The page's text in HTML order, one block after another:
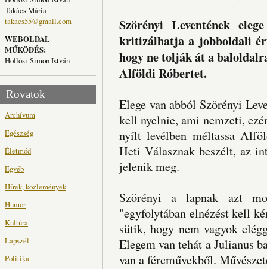
Takács Mária
takacs55@gmail.com
WEBOLDAL
MŰKÖDÉS:
Hollósi-Simon István
Rovatok
Archívum
Egészség
Életmód
Egyéb
Hírek, közlemények
Humor
Kultúra
Lapszél
Politika
Szörényi Leventének
kritizálhatja a jobboldali
hogy ne tolják át a
Alföldi Róbertet.
Elege van abból Szörényi
kell nyelnie, ami nemzeti,
nyílt levélben méltassa
Heti Válasznak beszélt, az
jelenik meg.
Szörényi a lapnak azt
"egyfolytában elnézést kell
sütik, hogy nem vagyok
Elegem van tehát a Julianus
van a fércművekből.